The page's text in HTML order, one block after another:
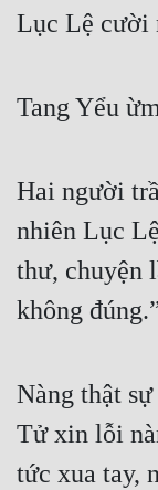
Lục Lệ cười
Tang Yểu
Hai người
nhiên Lục
thư,
không
Nàng thật
Tử xin lỗi
tức xua tay,